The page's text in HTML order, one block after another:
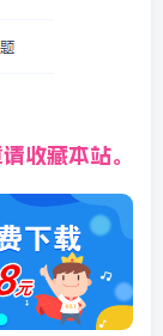
收藏本站。